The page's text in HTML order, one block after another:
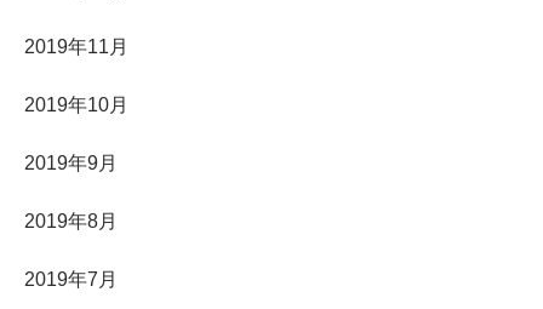
2019年11月
2019年10月
2019年9月
2019年8月
2019年7月